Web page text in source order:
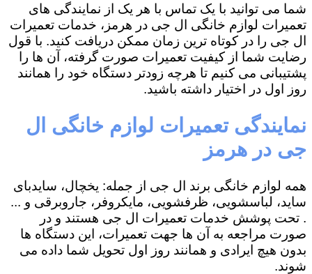
شما می توانید با یک تماس با هر یک از نمایندگی های
تعمیرات لوازم خانگی ال جی در هرمز، خدمات تعمیرات
ال جی را در کوتاه ترین زمان ممکن دریافت کنید. با قول
رضایت شما از کیفیت تعمیرات صورت گرفته، آن ها را
پشتیبانی می کنیم تا هرچه زودتر دستگاه خود را همانند
روز اول در اختیار داشته باشید.
نمایندگی تعمیرات لوازم خانگی ال
جی در هرمز
همه لوازم خانگی برند ال جی از جمله: یخچال، سایدبای
ساید، لباسشویی، ظرفشویی، مایکروفر، جاروبرقی و ...
. تحت پوشش خدمات تعمیرات ال جی هستند و در
صورت مراجعه به آن ها جهت تعمیرات، این دستگاه ها
بدون هیچ ایرادی و همانند روز اول تحویل شما داده می
شوند.